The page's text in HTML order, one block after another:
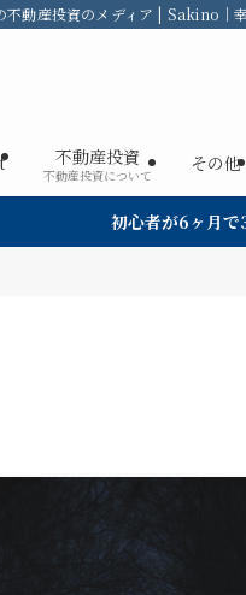
動産投資のメディア | Sakino｜
不動産投資
不動産投資について
その他
初心者が6ヶ月